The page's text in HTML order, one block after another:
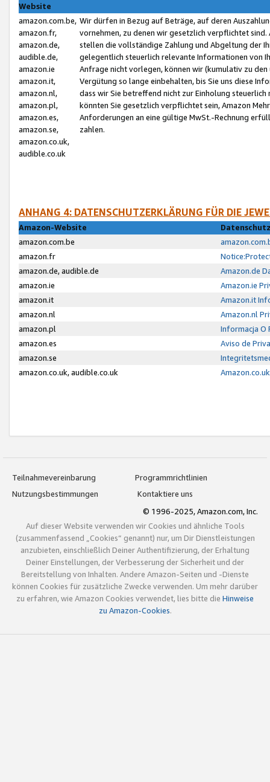
Website
amazon.com.be,
amazon.fr,
amazon.de,
audible.de,
amazon.ie
amazon.it,
amazon.nl,
amazon.pl,
amazon.es,
amazon.se,
amazon.co.uk,
audible.co.uk
Wir dürfen in Bezug auf Beträge, auf deren
vornehmen, zu denen wir gesetzlich verpflichtet
stellen die vollständige Zahlung und Abgeltung der
gelegentlich steuerlich relevante Informationen von
Anfrage nicht vorlegen, können wir (kumulativ zu
Vergütung so lange einbehalten, bis Sie uns diese
dass wir Sie betreffend nicht zur Einholung
könnten Sie gesetzlich verpflichtet sein, Amazon
Anforderungen an eine gültige MwSt.-Rechnung
zahlen.
ANHANG 4: DATENSCHUTZERKLÄRUNG FÜR DIE
Amazon-Website
amazon.com.be
amazon.fr
amazon.de, audible.de
Amazon.de
amazon.ie
Amazon.ie
amazon.it
Amazon.it
amazon.nl
Amazon.nl
amazon.pl
Informacja O
amazon.es
Aviso de
amazon.se
amazon.co.uk, audible.co.uk
Teilnahmevereinbarung
Programmrichtlinien
Nutzungsbestimmungen
Kontaktiere uns
© 1996-2025, Amazon.com, Inc.
Auf dieser Website verwenden wir Cookies und ähnliche Tools
(zusammenfassend „Cookies“ genannt) nur, um Dir Dienstleistungen
anzubieten, einschließlich Deiner Authentifizierung, der Erhaltung
Deiner Einstellungen, der Verbesserung der Sicherheit und der
Bereitstellung von Inhalten. Andere Amazon-Seiten und -Dienste
können Cookies für zusätzliche Zwecke verwenden. Um mehr darüber
zu erfahren, wie Amazon Cookies verwendet, lies bitte die Hinweise
zu Amazon-Cookies.